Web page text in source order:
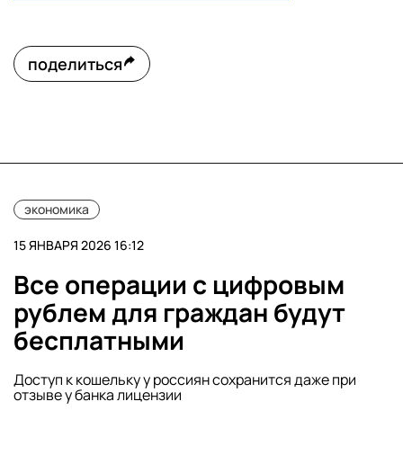
поделиться
экономика
15 ЯНВАРЯ 2026 16:12
Все операции с цифровым
рублем для граждан будут
бесплатными
Доступ к кошельку у россиян сохранится даже при
отзыве у банка лицензии